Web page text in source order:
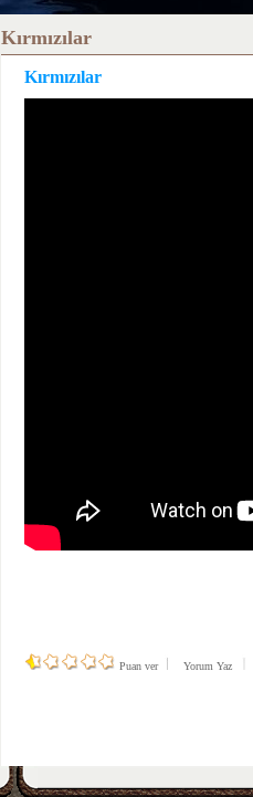
Kırmızılar
Kırmızılar
Puan ver Yorum Yaz